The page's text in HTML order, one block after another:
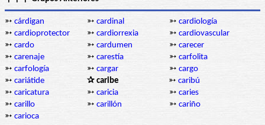
➳ cárdigan ➳ cardinal ➳ cardiología
➳ cardioprotector ➳ cardiorrexia ➳ cardiovascular
➳ cardo ➳ cardumen ➳ carecer
➳ carenaje ➳ carestía ➳ carfolita
➳ carfología ➳ cargar ➳ cargo
➳ cariátide ✰ caribe ➳ caribú
➳ caricatura ➳ caricia ➳ caries
➳ carillo ➳ carillón ➳ cariño
➳ carioca